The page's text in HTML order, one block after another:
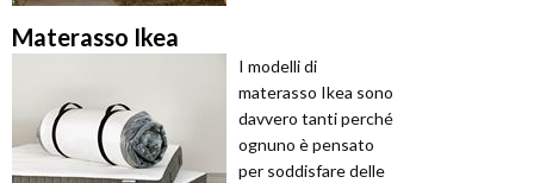
Materasso Ikea
I modelli di
materasso Ikea sono
davvero tanti perché
ognuno è pensato
per soddisfare delle